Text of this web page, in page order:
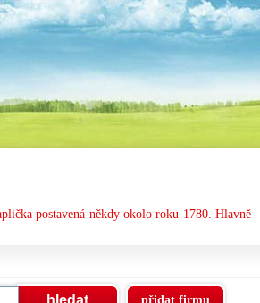
postavená někdy okolo roku 1780. Hlavně
přidat firmu